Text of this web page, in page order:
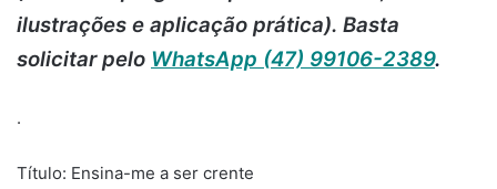
ilustrações e aplicação prática). Basta
solicitar pelo WhatsApp (47) 99106-2389.
.
Título: Ensina-me a ser crente